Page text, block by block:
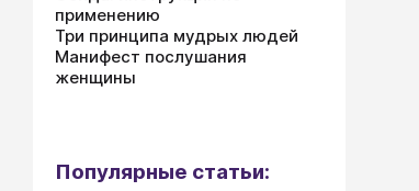
применению
Три принципа мудрых людей
Манифест послушания
женщины
Популярные статьи: